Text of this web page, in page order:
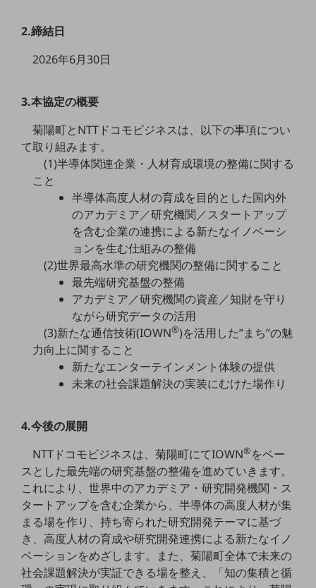
自動化・省電化
人材不足解消
業種・業態で探す
業種・業態で探すTOP
製造・建設業
キーワードで探す
モバイルTOP
おすすめの機種、料金やサービスをご紹介
製品TOP
ビジネス向けスマートフォン
タフネススマートフォン
データ通信製品
ドコモケータイ
2.締結日
2026年6月30日
3.本協定の概要
菊陽町とNTTドコモビジネスは、以下の事項につい
て取り組みます。
(1)半導体関連企業・人材育成環境の整備に関する
こと
半導体高度人材の育成を目的とした国内外
のアカデミア／研究機関／スタートアップ
を含む企業の連携による新たなイノベーシ
ョンを生む仕組みの整備
(2)世界最高水準の研究機関の整備に関すること
最先端研究基盤の整備
アカデミア／研究機関の資産／知財を守り
ながら研究データの活用
(3)新たな通信技術(IOWN®)を活用した”まち”の魅
力向上に関すること
新たなエンターテインメント体験の提供
未来の社会課題解決の実装にむけた場作り
4.今後の展開
NTTドコモビジネスは、菊陽町にてIOWN®をベー
スとした最先端の研究基盤の整備を進めていきます。
これにより、世界中のアカデミア・研究開発機関・ス
タートアップを含む企業から、半導体の高度人材が集
まる場を作り、持ち寄られた研究開発テーマに基づ
き、高度人材の育成や研究開発連携による新たなイノ
ベーションをめざします。また、菊陽町全体で未来の
社会課題解決が実証できる場を整え、「知の集積と循